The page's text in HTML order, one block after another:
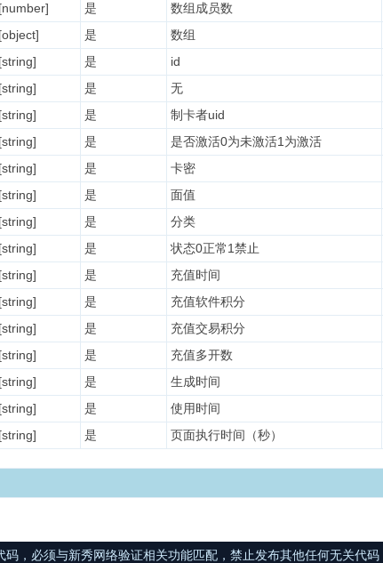
[number] 是 数组成员数
[object] 是
数组
[string] 是 id
[string] 是
无
[string] 是 制卡者uid
[string] 是
是否激活0为未激活1为激活
[string] 是 卡密
[string] 是 面值
[string] 是 分类
[string] 是
状态0正常1禁止
[string] 是 充值时间
[string] 是 充值软件积分
[string] 是 充值交易积分
[string] 是 充值多开数
[string] 是
生成时间
[string] 是
使用时间
[string] 是 页面执行时间（秒）
码，必须与新秀网络验证相关功能匹配，禁止发布其他任何无关